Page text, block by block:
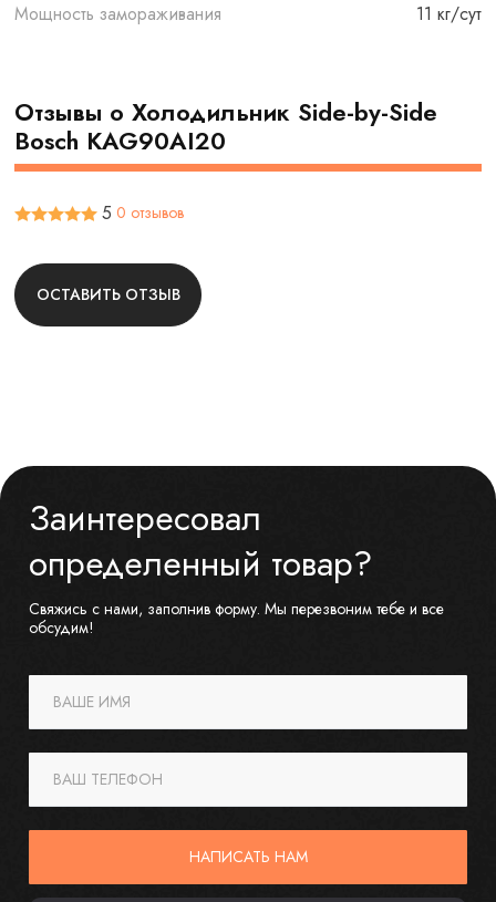
Мощность замораживания
11 кг/сут
Отзывы о Холодильник Side-by-Side
Bosch KAG90AI20
5 0 отзывов
ОСТАВИТЬ ОТЗЫВ
Заинтересовал
определенный товар?
Свяжись с нами, заполнив форму. Мы перезвоним тебе и все
обсудим!
ВАШЕ ИМЯ
ВАШ ТЕЛЕФОН
НАПИСАТЬ НАМ